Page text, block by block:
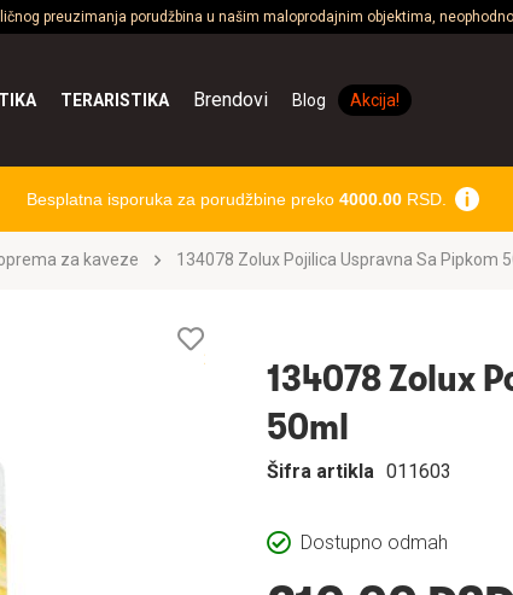
preuzimanja porudžbina u našim maloprodajnim objektima,
TERARISTIKA Brendovi Blog Akcija!
Besplatna isporuka za porudžbine preko 4000.00RSD.
za kaveze 134078 Zolux Pojilica Uspravna Sa Pipkom
želja
134078 Zolux
50ml
Dostupno odmah
Šifra artikla 011603